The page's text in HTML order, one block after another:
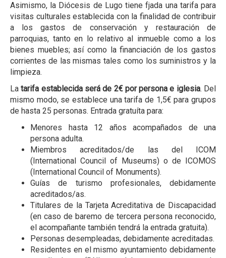
Asimismo, la Diócesis de Lugo tiene fjada una tarifa para
visitas culturales establecida con la finalidad de contribuir
a los gastos de conservación y restauración de
parroquias, tanto en lo relativo al inmueble como a los
bienes muebles; así como la financiación de los gastos
corrientes de las mismas tales como los suministros y la
limpieza.
Latarifa establecida será de 2€ por persona e iglesia. Del
mismo modo, se establece una tarifa de 1,5€ para grupos
de hasta 25 personas. Entrada gratuíta para:
Menores hasta 12 años acompañados de una
persona adulta.
Miembros acreditados/de las del ICOM
(International Council of Museums) o de ICOMOS
(International Council of Monuments).
Guías de turismo profesionales, debidamente
acreditados/as.
Titulares de la Tarjeta Acreditativa de Discapacidad
(en caso de baremo de tercera persona reconocido,
el acompañante también tendrá la entrada gratuita).
Personas desempleadas, debidamente acreditadas.
Residentes en el mismo ayuntamiento debidamente